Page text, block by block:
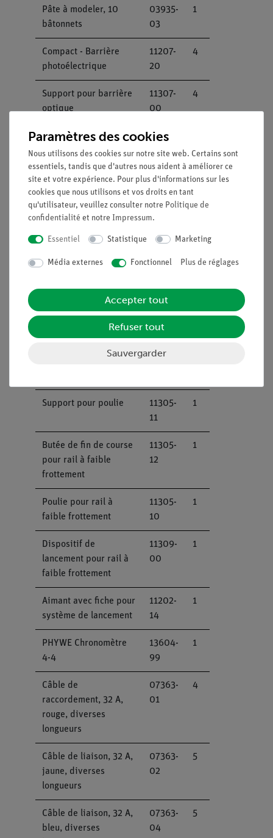
Pâte à modeler, 10
bâtonnets
03935-
03
1
Compact - Barrière
photoélectrique
11207-
20
4
Support pour barrière
optique
11307-
00
4
Poids (400g) pour
chariot
d'expérimentation
11306-
10
Poids à fente, 10 g,
blanc
02205-
03
4
Poids à fente, 50 g,
02206-
00
Support pour poulie
11305-
11
1
Butée de fin de course
pour rail à faible
frottement
11305-
12
1
Poulie pour rail à
faible frottement
11305-
10
1
Dispositif de
lancement pour rail à
faible frottement
11309-
00
1
Aimant avec fiche pour
système de lancement
11202-
14
1
PHYWE Chronomètre
4-4
13604-
99
1
Câble de
raccordement, 32 A,
rouge, diverses
longueurs
07363-
01
4
Câble de liaison, 32 A,
jaune, diverses
longueurs
07363-
02
5
Câble de liaison, 32 A,
bleu, diverses
07363-
04
5
Paramètres des cookies
Nous utilisons des cookies sur notre site web. Certains sont
essentiels, tandis que d'autres nous aident à améliorer ce
site et votre expérience. Pour plus d'informations sur les
cookies que nous utilisons et vos droits en tant
qu'utilisateur, veuillez consulter notre Politique de
confidentialité et notre Impressum.
Essentiel Statistique Marketing
Média externes Fonctionnel Plus de réglages
Accepter tout
Refuser tout
Sauvergarder